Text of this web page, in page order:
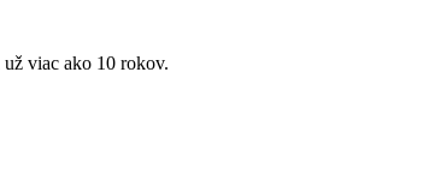
viac ako 10 rokov.